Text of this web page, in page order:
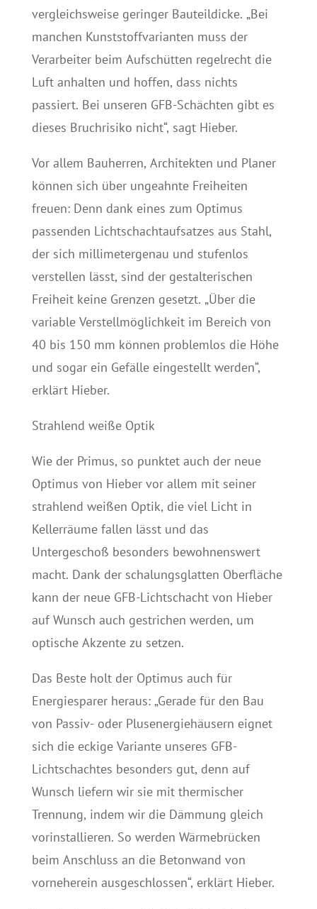
vergleichsweise geringer Bauteildicke. „Bei
manchen Kunststoffvarianten muss der
Verarbeiter beim Aufschütten regelrecht die
Luft anhalten und hoffen, dass nichts
passiert. Bei unseren GFB-Schächten gibt es
dieses Bruchrisiko nicht“, sagt Hieber.
Vor allem Bauherren, Architekten und Planer
können sich über ungeahnte Freiheiten
freuen: Denn dank eines zum Optimus
passenden Lichtschachtaufsatzes aus Stahl,
der sich millimetergenau und stufenlos
verstellen lässt, sind der gestalterischen
Freiheit keine Grenzen gesetzt. „Über die
variable Verstellmöglichkeit im Bereich von
40 bis 150 mm können problemlos die Höhe
und sogar ein Gefälle eingestellt werden“,
erklärt Hieber.
Strahlend weiße Optik
Wie der Primus, so punktet auch der neue
Optimus von Hieber vor allem mit seiner
strahlend weißen Optik, die viel Licht in
Kellerräume fallen lässt und das
Untergeschoß besonders bewohnenswert
macht. Dank der schalungsglatten Oberfläche
kann der neue GFB-Lichtschacht von Hieber
auf Wunsch auch gestrichen werden, um
optische Akzente zu setzen.
Das Beste holt der Optimus auch für
Energiesparer heraus: „Gerade für den Bau
von Passiv- oder Plusenergiehäusern eignet
sich die eckige Variante unseres GFB-
Lichtschachtes besonders gut, denn auf
Wunsch liefern wir sie mit thermischer
Trennung, indem wir die Dämmung gleich
vorinstallieren. So werden Wärmebrücken
beim Anschluss an die Betonwand von
vorneherein ausgeschlossen“, erklärt Hieber.